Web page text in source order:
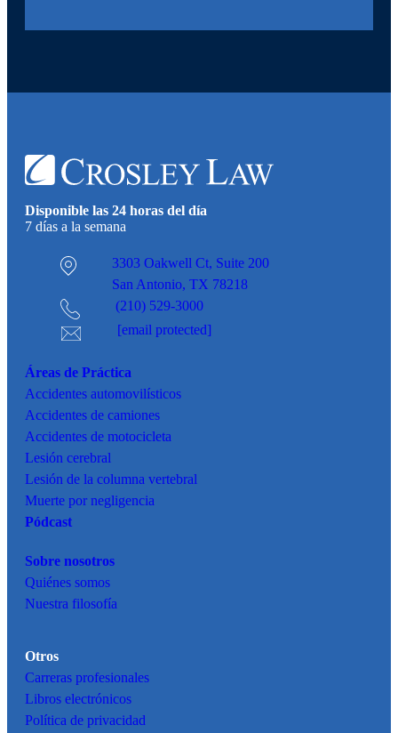
Disponible las 24 horas del día
7 días a la semana
3303 Oakwell Ct, Suite 200
San Antonio, TX 78218
(210) 529-3000
[email protected]
Áreas de Práctica
Accidentes automovilísticos
Accidentes de camiones
Accidentes de motocicleta
Lesión cerebral
Lesión de la columna vertebral
Muerte por negligencia
Pódcast
Sobre nosotros
Quiénes somos
Nuestra filosofía
Otros
Carreras profesionales
Libros electrónicos
Política de privacidad